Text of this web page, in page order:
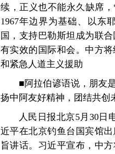
续，正义也不能永久缺席
1967年边界为基础、以东
国，支持巴勒斯坦成为联
有实效的国际和会。中方
和紧急人道主义援助
■阿拉伯谚语说，朋友
扬中阿友好精神，团结共创
人民日报北京5月30日
近平在北京钓鱼台国宾馆
旨讲话。习近平宣布，中